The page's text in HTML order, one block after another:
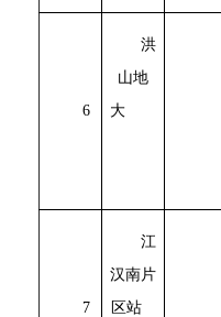
6
洪
山地
大
7
江
汉南片
区站